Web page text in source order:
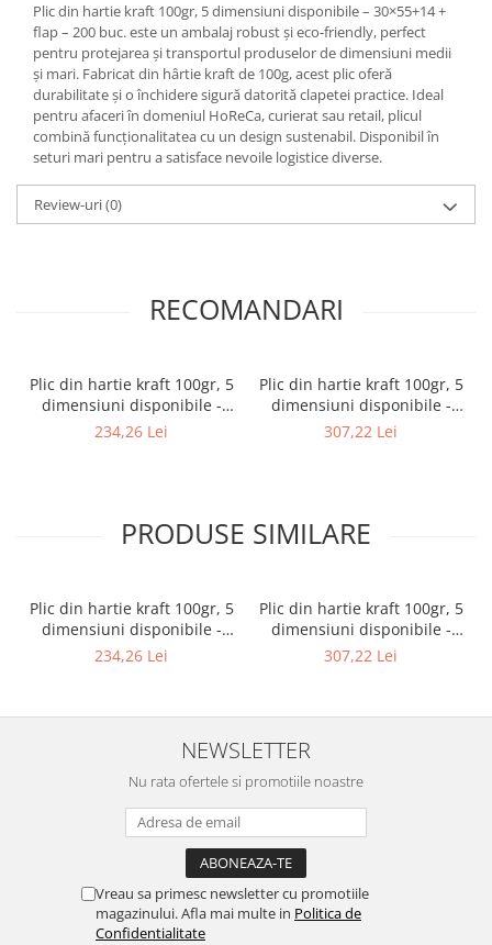
Plic din hartie kraft 100gr, 5 dimensiuni disponibile – 30×55+14 +
flap – 200 buc. este un ambalaj robust și eco-friendly, perfect
pentru protejarea și transportul produselor de dimensiuni medii
și mari. Fabricat din hârtie kraft de 100g, acest plic oferă
durabilitate și o închidere sigură datorită clapetei practice. Ideal
pentru afaceri în domeniul HoReCa, curierat sau retail, plicul
combină funcționalitatea cu un design sustenabil. Disponibil în
seturi mari pentru a satisface nevoile logistice diverse.
Review-uri(0)
RECOMANDARI
Plic din hartie kraft 100gr, 5
dimensiuni disponibile -
18×42+10+flap - 200 buc.
234,26 Lei
Plic din hartie kraft 100gr, 5
dimensiuni disponibile -
23×32+12 +flap - 200 buc.
307,22 Lei
PRODUSE SIMILARE
Plic din hartie kraft 100gr, 5
dimensiuni disponibile -
18×42+10+flap - 200 buc.
234,26 Lei
Plic din hartie kraft 100gr, 5
dimensiuni disponibile -
23×32+12 +flap - 200 buc.
307,22 Lei
NEWSLETTER
Nu rata ofertele si promotiile noastre
Vreau sa primesc newsletter cu promotiile
magazinului. Afla mai multe in Politica de
Confidentialitate